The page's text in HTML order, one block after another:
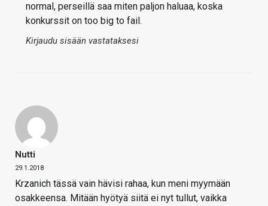
normal, perseillä saa miten paljon haluaa, koska
konkurssit on too big to fail.
Kirjaudu sisään vastataksesi
Nutti
29.1.2018
Krzanich tässä vain hävisi rahaa, kun meni myymään
osakkeensa. Mitään hyötyä siitä ei nyt tullut, vaikka